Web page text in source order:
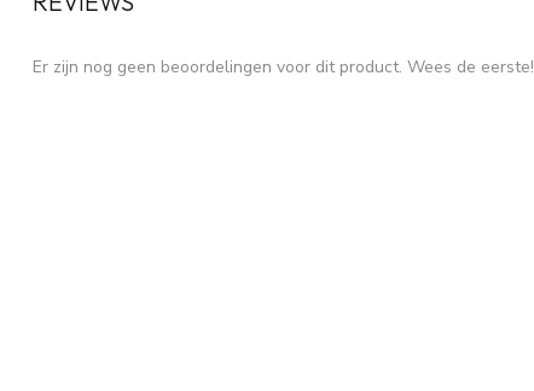
Er zijn nog geen beoordelingen voor dit product. Wees de eerste!